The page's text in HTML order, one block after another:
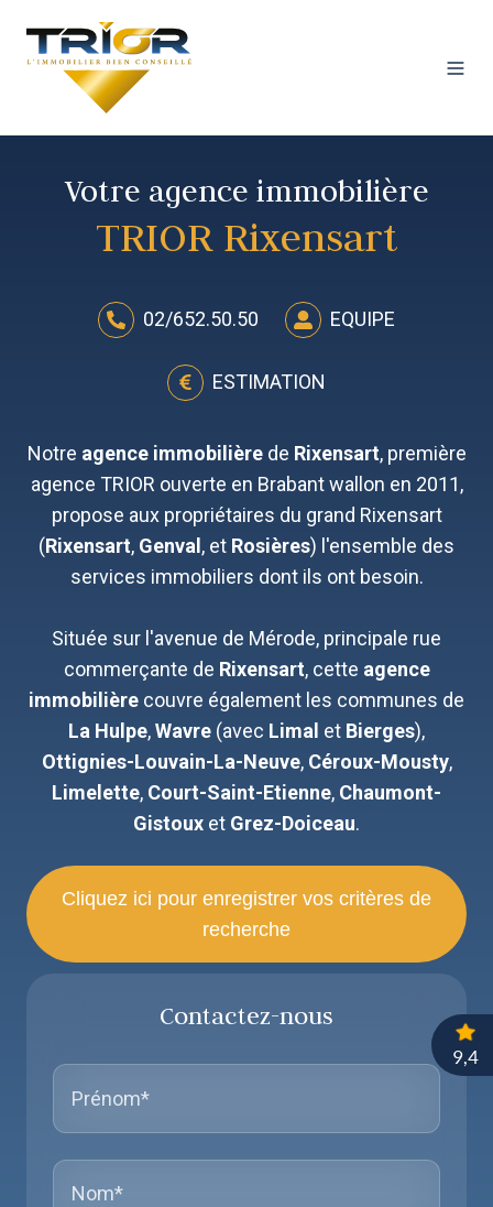
Votre agence immobilière
TRIOR Rixensart
02/652.50.50 EQUIPE
ESTIMATION
Notre agence immobilièrede Rixensart, première
agence TRIOR ouverte en Brabant wallon en 2011,
propose aux propriétaires du grand Rixensart
(Rixensart, Genval, et Rosières) l'ensemble des
services immobiliers dont ils ont besoin.
Située sur l'avenue de Mérode, principale rue
commerçante de Rixensart, cette agence
immobilière couvre également les communes de
La Hulpe,Wavre (avec Limal et Bierges),
Ottignies-Louvain-La-Neuve, Céroux-Mousty,
Limelette, Court-Saint-Etienne, Chaumont-
Gistoux et Grez-Doiceau.
Cliquez ici pour enregistrer vos critères de
recherche
Contactez-nous